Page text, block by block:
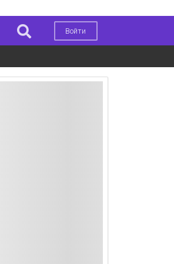
Войти